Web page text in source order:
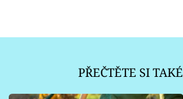
PŘEČTĚTE SI TAKÉ